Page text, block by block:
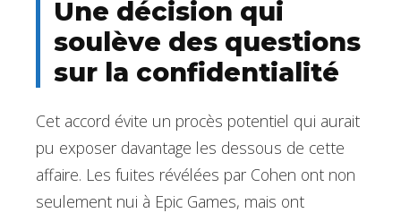
Une décision qui
soulève des questions
sur la confidentialité
Cet accord évite un procès potentiel qui aurait
pu exposer davantage les dessous de cette
affaire. Les fuites révélées par Cohen ont non
seulement nui à Epic Games, mais ont